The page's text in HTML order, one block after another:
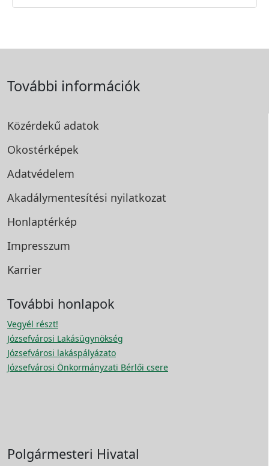
További információk
Közérdekű adatok
Okostérképek
Adatvédelem
Akadálymentesítési nyilatkozat
Honlaptérkép
Impresszum
Karrier
További honlapok
Vegyél részt!
Józsefvárosi Lakásügynökség
Józsefvárosi lakáspályázato
Józsefvárosi Önkormányzati Bérlői csere
Polgármesteri Hivatal